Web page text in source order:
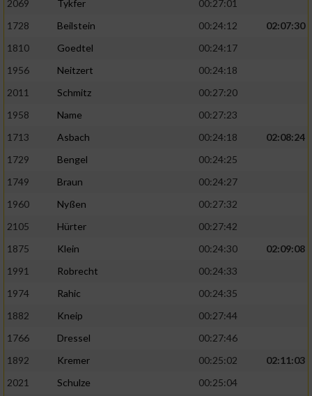
2069 Tykfer
00:27:01
1728
Beilstein 00:24:12
02:07:30
1810
Goedtel
00:24:17
1956
Neitzert
00:24:18
2011
Schmitz
00:27:20
1958
Name
00:27:23
1713
Asbach 00:24:18
02:08:24
1729
Bengel
00:24:25
1749
Braun
00:24:27
1960
Nyßen
00:27:32
2105
Hürter
00:27:42
1875
Klein 00:24:30
02:09:08
1991
Robrecht
00:24:33
1974
Rahic
00:24:35
1882
Kneip
00:27:44
1766
Dressel
00:27:46
1892
Kremer 00:25:02
02:11:03
2021
Schulze
00:25:04